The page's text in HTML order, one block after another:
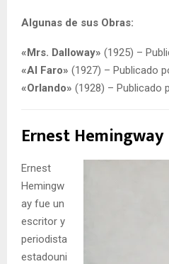
Algunas de sus Obras:
«Mrs. Dalloway» (1925) –
«Al Faro» (1927) – Publicado
«Orlando» (1928) – Publicado
Ernest Hemingway
Ernest
Hemingw
ay fue un
escritor y
periodista
estadouni